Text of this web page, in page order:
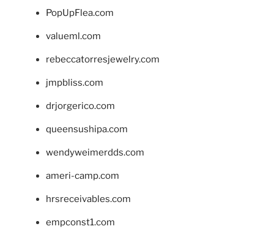
PopUpFlea.com
valueml.com
rebeccatorresjewelry.com
jmpbliss.com
drjorgerico.com
queensushipa.com
wendyweimerdds.com
ameri-camp.com
hrsreceivables.com
empconst1.com